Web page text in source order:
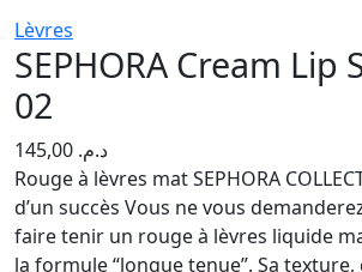
Lèvres
SEPHORA Cream Lip
02
د.م.
Rouge à lèvres mat SEPHORA
d’un succès Vous ne vous
faire tenir un rouge à lèvres liquide
la formule “longue tenue”. Sa texture,